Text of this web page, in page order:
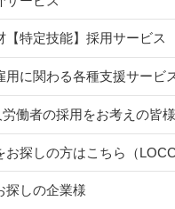
【特定技能】採用サービス
用に関わる各種支援サービ
働者の採用をお考えの皆
お探しの方はこちら（
探しの企業様